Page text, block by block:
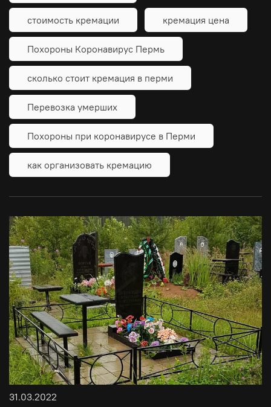
стоимость кремации кремация цена
Похороны Коронавирус Пермь
сколько стоит кремация в перми
Перевозка умерших
Похороны при коронавирусе в Перми
как организовать кремацию
31.03.2022